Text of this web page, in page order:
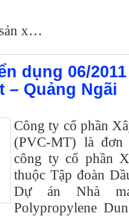
x…
dụng 06/
– Quảng Ngãi
Công ty cổ phần
(PVC-MT) là
công ty cổ phần
thuộc Tập đoàn
Dự án Nhà
Polypropylene